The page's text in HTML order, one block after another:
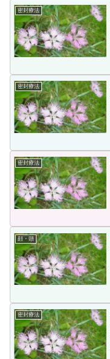
密封療法
密封療法
密封療法
顔・頭
密封療法